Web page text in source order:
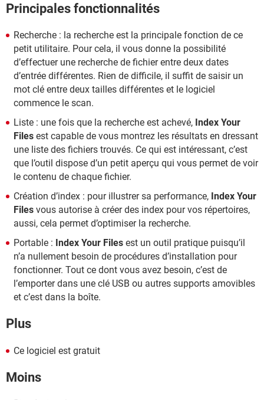
Principales fonctionnalités
Recherche : la recherche est la principale fonction de ce
petit utilitaire. Pour cela, il vous donne la possibilité
d’effectuer une recherche de fichier entre deux dates
d’entrée différentes. Rien de difficile, il suffit de saisir un
mot clé entre deux tailles différentes et le logiciel
commence le scan.
Liste : une fois que la recherche est achevé, Index Your
Files est capable de vous montrez les résultats en dressant
une liste des fichiers trouvés. Ce qui est intéressant, c’est
que l’outil dispose d’un petit aperçu qui vous permet de voir
le contenu de chaque fichier.
Création d’index : pour illustrer sa performance, Index Your
Files vous autorise à créer des index pour vos répertoires,
aussi, cela permet d’optimiser la recherche.
Portable : Index Your Files est un outil pratique puisqu’il
n’a nullement besoin de procédures d’installation pour
fonctionner. Tout ce dont vous avez besoin, c’est de
l’emporter dans une clé USB ou autres supports amovibles
et c’est dans la boîte.
Plus
Ce logiciel est gratuit
Moins